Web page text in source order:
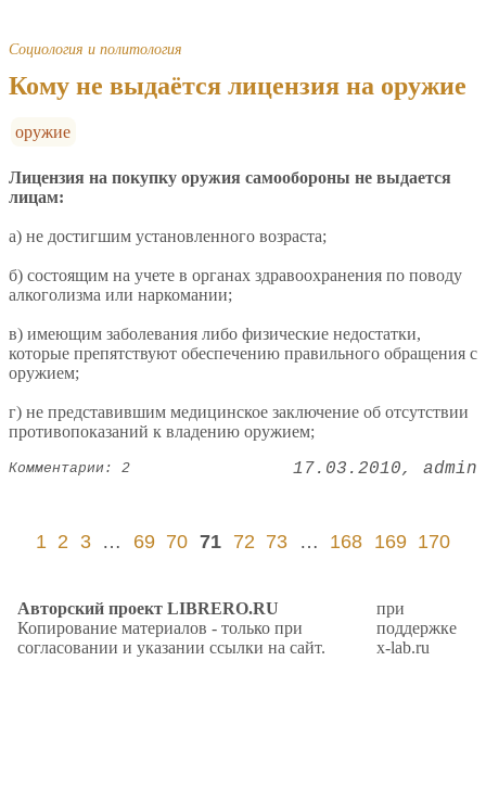
Социология и политология
Кому не выдаётся лицензия на оружие
оружие
Лицензия на покупку оружия самообороны не выдается
лицам:
а) не достигшим установленного возраста;
б) состоящим на учете в органах здравоохранения по поводу
алкоголизма или наркомании;
в) имеющим заболевания либо физические недостатки,
которые препятствуют обеспечению правильного обращения с
оружием;
г) не представившим медицинское заключение об отсутствии
противопоказаний к владению оружием;
Комментарии: 2 17.03.2010 admin
1 2 3 … 69 70 71 72 73 … 168 169 170
Авторский проект LIBRERO.RU
Копирование материалов - только при
согласовании и указании ссылки на сайт.
при
поддержке
x-lab.ru